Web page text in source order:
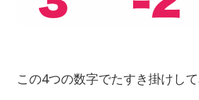
この4つの数字でたすき掛けして